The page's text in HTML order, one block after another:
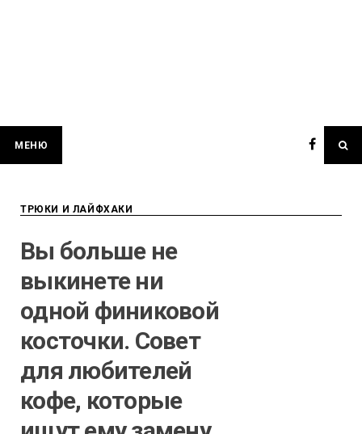
МЕНЮ
ТРЮКИ И ЛАЙФХАКИ
Вы больше не
выкинете ни
одной финиковой
косточки. Совет
для любителей
кофе, которые